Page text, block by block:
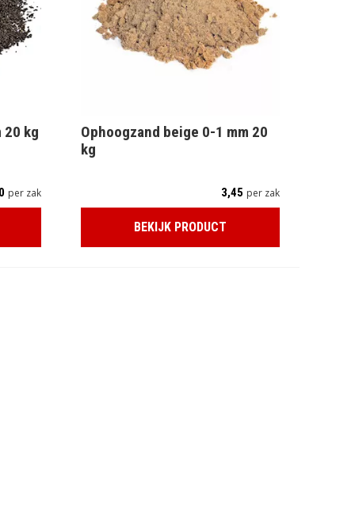
kg
per zak
Ophoogzand beige 0-1 mm 20
kg
3,45 per zak
BEKIJK PRODUCT